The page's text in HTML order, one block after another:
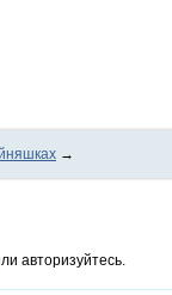
→
авторизуйтесь.